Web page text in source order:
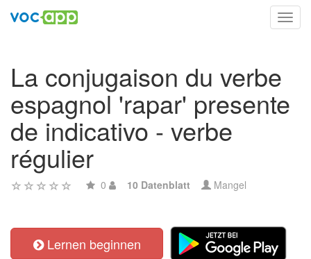
La conjugaison du verbe
espagnol 'rapar' presente
de indicativo - verbe
régulier
0 10 Datenblatt Mangel
Lernen beginnen